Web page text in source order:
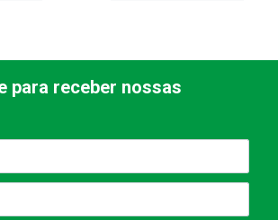
para receber nossas